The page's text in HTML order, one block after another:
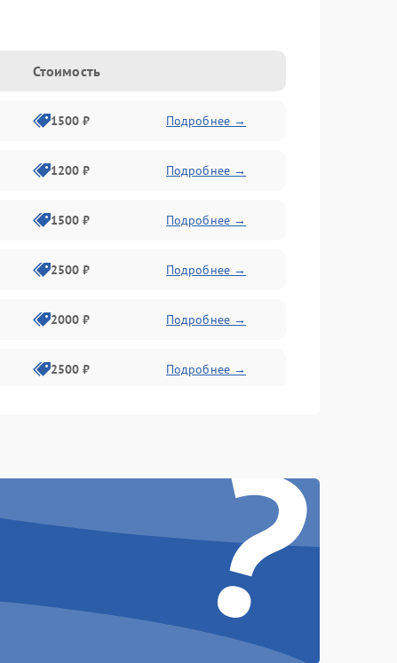
Стоимость
1500 ₽ Подробнее →
1200 ₽ Подробнее →
1500 ₽ Подробнее →
2500 ₽ Подробнее →
2000 ₽ Подробнее →
2500 ₽ Подробнее →
?